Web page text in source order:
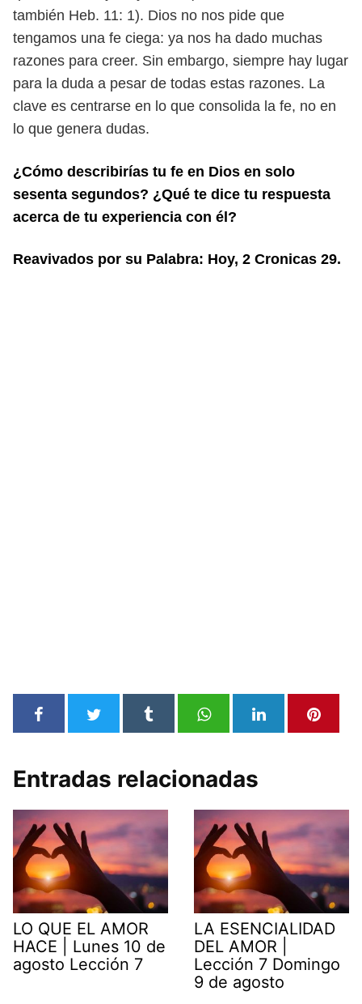
también Heb. 11: 1). Dios no nos pide que
tengamos una fe ciega: ya nos ha dado muchas
razones para creer. Sin embargo, siempre hay lugar
para la duda a pesar de todas estas razones. La
clave es centrarse en lo que consolida la fe, no en
lo que genera dudas.
¿Cómo describirías tu fe en Dios en solo
sesenta segundos? ¿Qué te dice tu respuesta
acerca de tu experiencia con él?
Reavivados por su Palabra: Hoy, 2 Cronicas 29.
Entradas relacionadas
LO QUE EL AMOR
HACE | Lunes 10 de
agosto Lección 7
LA ESENCIALIDAD
DEL AMOR |
Lección 7 Domingo
9 de agosto